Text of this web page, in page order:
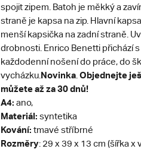
spojit zipem. Batoh je měkký a
straně je kapsa na zip. Hlavní
menší kapsička na zadní straně.
drobnosti. Enrico Benetti přichází
každodenní nošení do práce, do
vycházku. Novinka. Objednejte
můžete až za 30 dnů!
A4: ano,
Materiál: syntetika
Kování: tmavé stříbrné
Rozměry: 29 x 39 x 13 cm (šířka